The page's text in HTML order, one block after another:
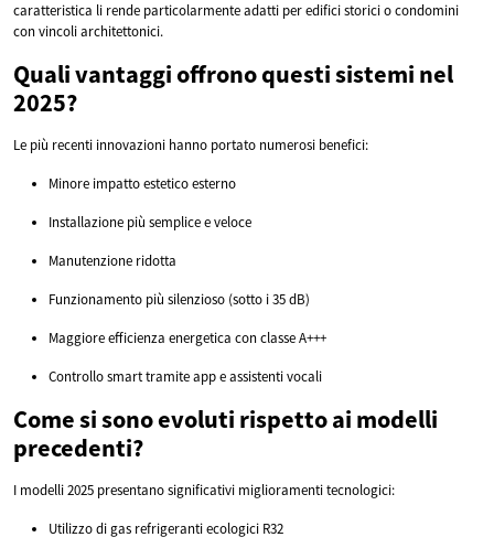
caratteristica li rende particolarmente adatti per edifici storici o condomini
con vincoli architettonici.
Quali vantaggi offrono questi sistemi nel
2025?
Le più recenti innovazioni hanno portato numerosi benefici:
Minore impatto estetico esterno
Installazione più semplice e veloce
Manutenzione ridotta
Funzionamento più silenzioso (sotto i 35 dB)
Maggiore efficienza energetica con classe A+++
Controllo smart tramite app e assistenti vocali
Come si sono evoluti rispetto ai modelli
precedenti?
I modelli 2025 presentano significativi miglioramenti tecnologici:
Utilizzo di gas refrigeranti ecologici R32